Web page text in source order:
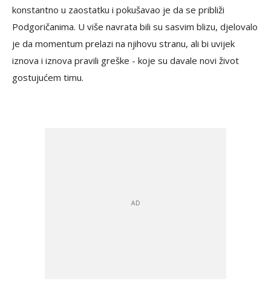
konstantno u zaostatku i pokušavao je da se približi
Podgoričanima. U više navrata bili su sasvim blizu, djelovalo
je da momentum prelazi na njihovu stranu, ali bi uvijek
iznova i iznova pravili greške - koje su davale novi život
gostujućem timu.